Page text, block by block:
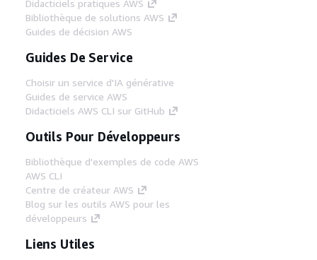
Didacticiels pratiques AWS
Bibliothèque de solutions AWS
Guides de décision AWS
Guides De Service
Choisir un service d'IA générative
Guides de service AWS
Didacticiels AWS CLI sur GitHub
Outils Pour Développeurs
Bibliothèque d'exemples de code AWS
AWS CLI
Centre de créateur AWS
Blog sur les outils AWS pour les
développeurs
Liens Utiles